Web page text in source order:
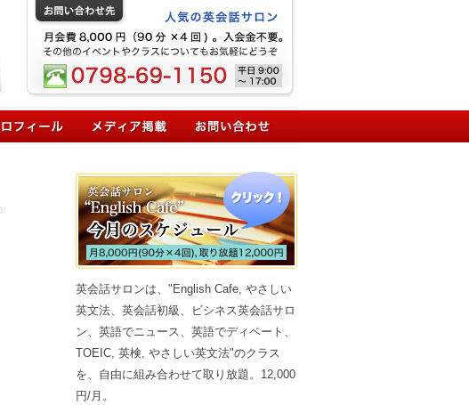
英会話サロンは、"English Cafe, やさしい
英文法、英会話初級、ビシネス英会話サロ
ン、英語でニュース、英語でディベート、
TOEIC, 英検, やさしい英文法"のクラス
を、自由に組み合わせて取り放題。12,000
円/月。